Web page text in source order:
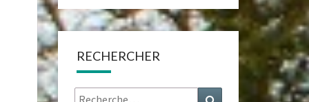
RECHERCHER
Rechercher :